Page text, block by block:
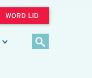
WORD LID